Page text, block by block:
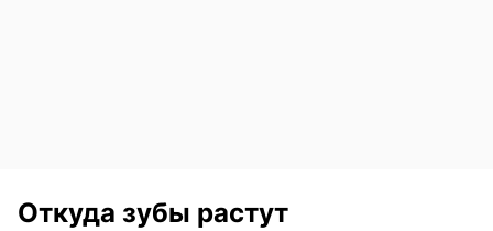
Откуда зубы растут